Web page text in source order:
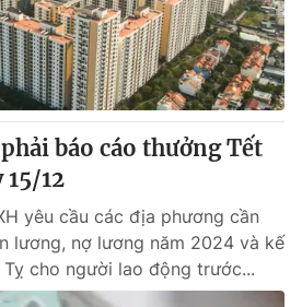
báo cáo thưởng Tết
12
yêu cầu các địa phương cần
lương, nợ lương năm 2024 và kế
cho người lao động trước...